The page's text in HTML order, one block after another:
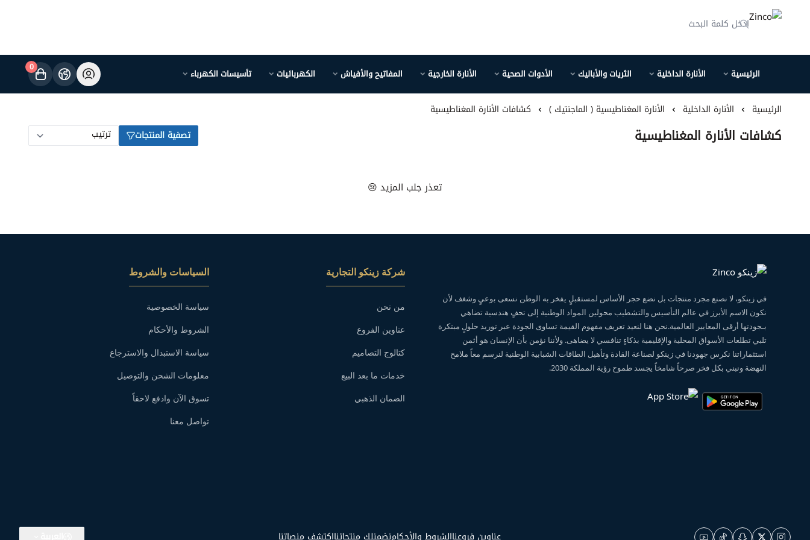
الرئيسية الأنارة الداخلية الثريات والأباليك الأدوات الصحية الأنارة الخارجية المفاتيح والأفياش الكهربائيات تأسيسات الكهرباء 0
الرئيسية الأنارة الداخلية الأنارة المغناطيسية ( الماجنتيك ) كشافات الأنارة المغناطيسية
كشافات الأنارة المغناطيسية تصفية المنتجات
تعذر جلب المزيد 😢
في زينكو، لا نصنع مجرد منتجات بل نضع حجر الأساس لمستقبلٍ يفخر به الوطن نسعى بوعيٍ وشغف لأن
نكون الاسم الأبرز في عالم التأسيس والتشطيب محولين المواد الوطنية إلى تحفٍ هندسية تضاهي
بـجودتها أرقى المعايير العالمية.نحن هنا لنعيد تعريف مفهوم القيمة تساوى الجودة عبر توريد حلولٍ مبتكرة
تلبي تطلعات الأسواق المحلية والإقليمية بذكاءٍ تنافسي لا يضاهى. ولأننا نؤمن بأن الإنسان هو أثمن
استثماراتنا نكرس جهودنا في زينكو لصناعة القادة وتأهيل الطاقات الشبابية الوطنية لنرسم معاً ملامح
النهضة ونبني بكل فخر صرحاً شامخاً يجسد طموح رؤية المملكة 2030.
شركة زينكو التجارية
من نحن
عناوين الفروع
كتالوج التصاميم
خدمات ما بعد البيع
الضمان الذهبي
السياسات والشروط
سياسة الخصوصية
الشروط والأحكام
سياسة الاستبدال والاسترجاع
معلومات الشحن والتوصيل
تسوق الآن وادفع لاحقاً
تواصل معنا
عناوين فروعناالشروط والأحكامنضمنلك منتجاتنااكتشف منصاتنا